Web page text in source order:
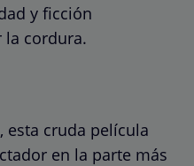
y ficción
la cordura.
esta cruda película
en la parte más